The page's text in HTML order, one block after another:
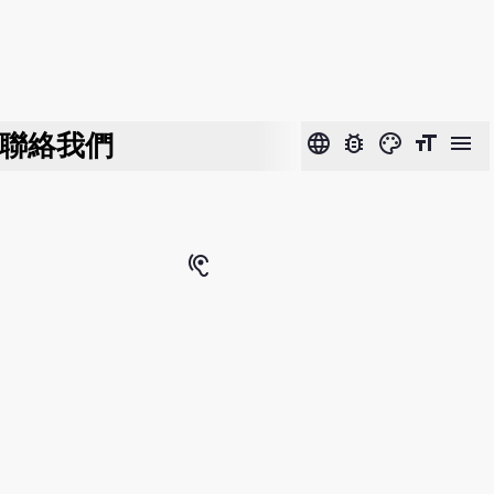
聯絡我們 language bug_report color_lens format_size menu
hearing